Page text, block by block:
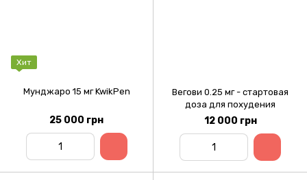
Хит
Мунджаро 15 мг KwikPen
25 000 грн
Вегови 0.25 мг - стартовая
доза для похудения
12 000 грн